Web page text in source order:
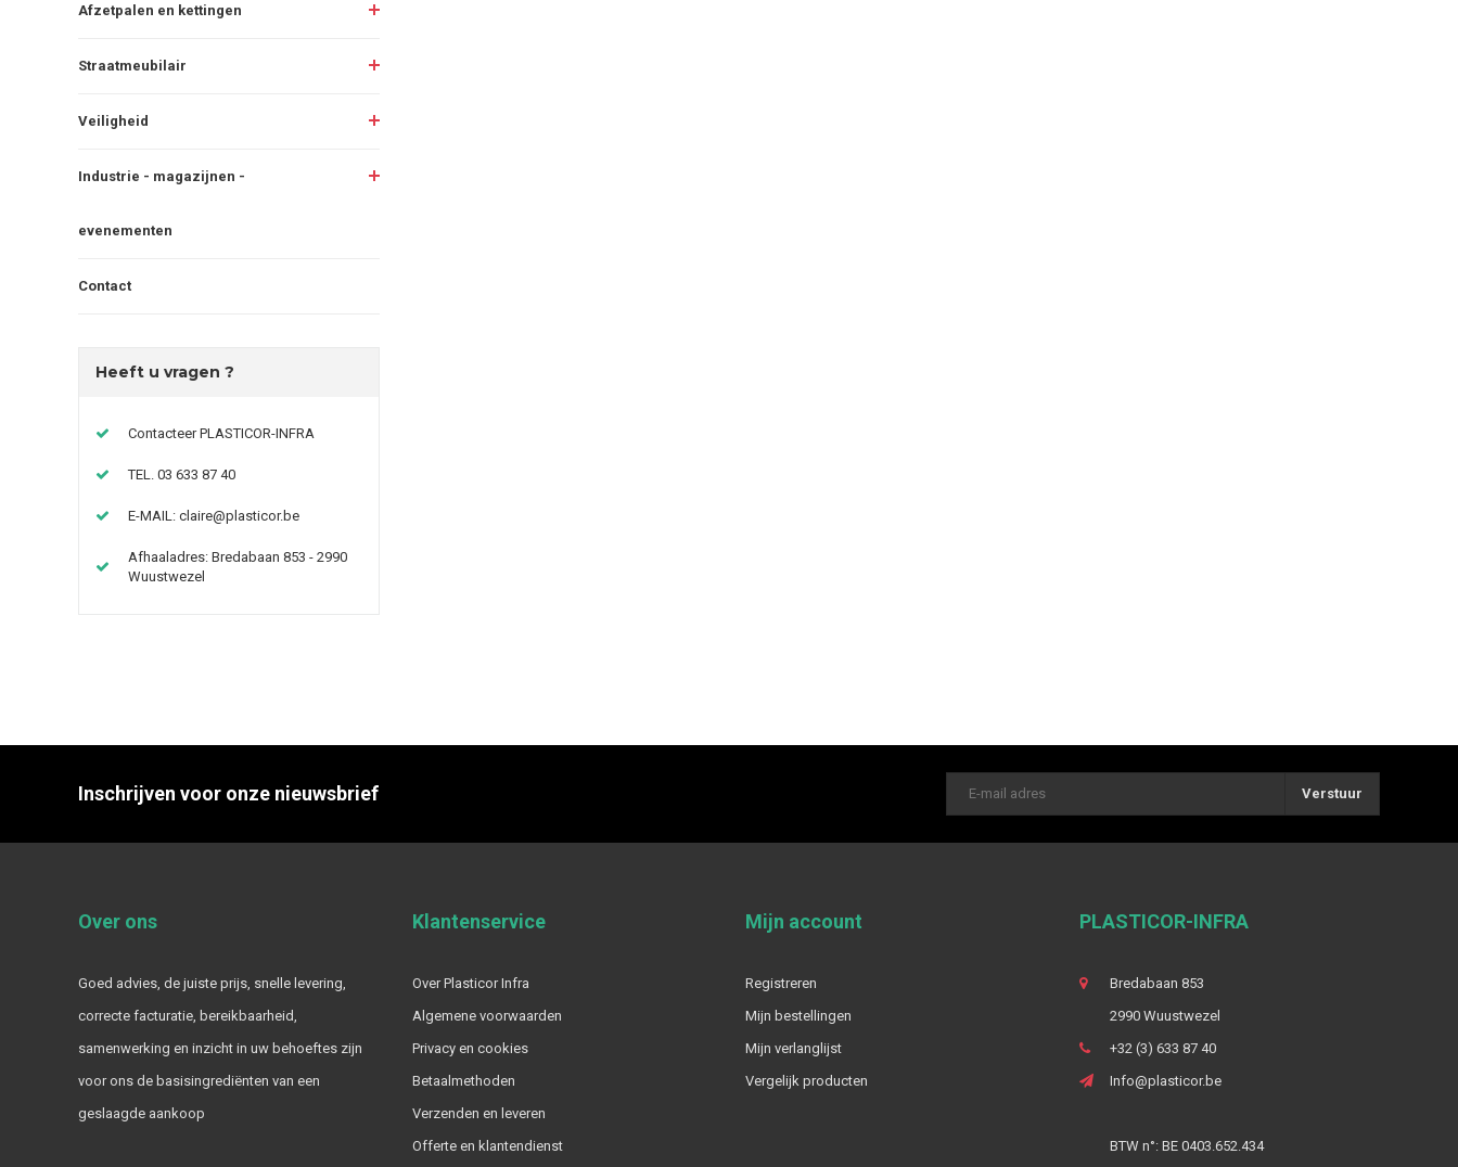
Afzetpalen en kettingen
Straatmeubilair
Veiligheid
Industrie - magazijnen -
evenementen
Contact
Heeft u vragen ?
Contacteer PLASTICOR-INFRA
TEL. 03 633 87 40
E-MAIL: claire@plasticor.be
Afhaaladres: Bredabaan 853 - 2990
Wuustwezel
Inschrijven voor onze nieuwsbrief Verstuur
Over ons
Goed advies, de juiste prijs, snelle levering,
correcte facturatie, bereikbaarheid,
samenwerking en inzicht in uw behoeftes zijn
voor ons de basisingrediënten van een
geslaagde aankoop
Klantenservice
Over Plasticor Infra
Algemene voorwaarden
Privacy en cookies
Betaalmethoden
Verzenden en leveren
Offerte en klantendienst
Mijn account
Registreren
Mijn bestellingen
Mijn verlanglijst
Vergelijk producten
PLASTICOR-INFRA
Bredabaan 853
2990 Wuustwezel
+32 (3) 633 87 40
Info@plasticor.be
BTW n°: BE 0403.652.434